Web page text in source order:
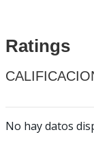
Ratings
No hay datos